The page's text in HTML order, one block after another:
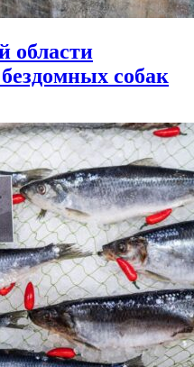
области
собак